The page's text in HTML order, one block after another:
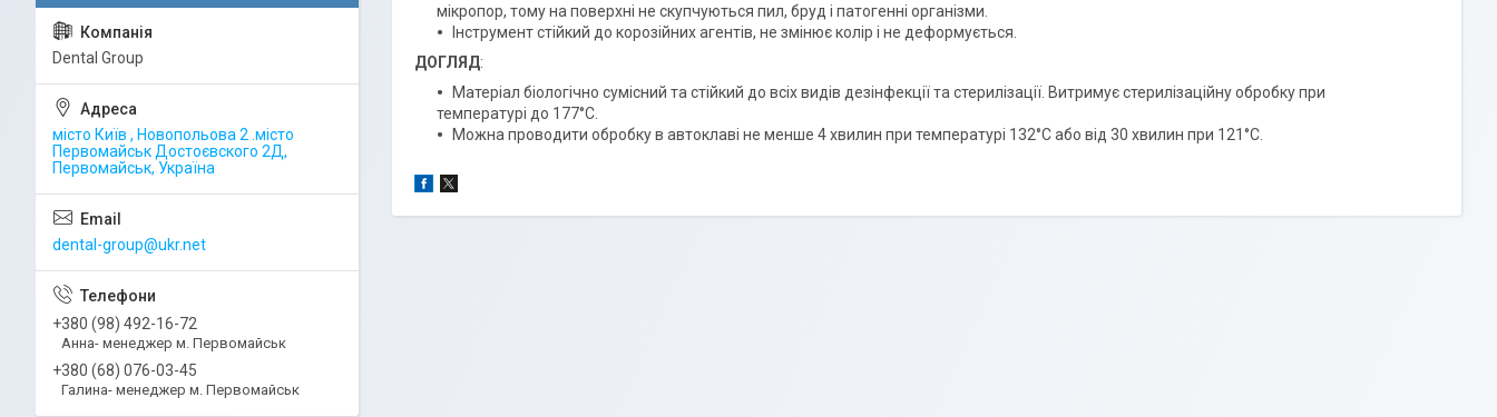
мікропор, тому на поверхні не скупчуються пил, бруд і патогенні організми.
Інструмент стійкий до корозійних агентів, не змінює колір і не деформується.
ДОГЛЯД:
Матеріал біологічно сумісний та стійкий до всіх видів дезінфекції та стерилізації. Витримує стерилізаційну обробку при
температурі до 177°C.
Можна проводити обробку в автоклаві не менше 4 хвилин при температурі 132°C або від 30 хвилин при 121°C.
Dental Group
місто Київ , Новопольова 2 .місто
Первомайськ Достоєвского 2Д,
Первомайськ, Україна
dental-group@ukr.net
+380 (98) 492-16-72
Анна- менеджер м. Первомайськ
+380 (68) 076-03-45
Галина- менеджер м. Первомайськ